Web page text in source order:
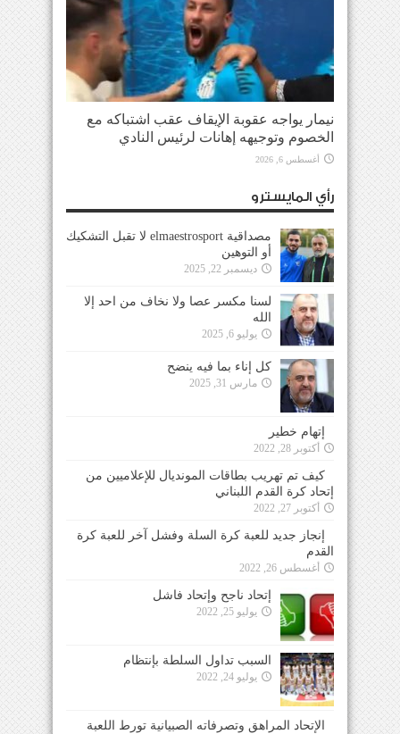
نيمار يواجه عقوبة الإيقاف عقب اشتباكه مع
الخصوم وتوجيهه إهانات لرئيس النادي
أغسطس 6, 2026
رأي المايسترو
مصداقية elmaestrosport لا تقبل التشكيك
أو التوهين
ديسمبر 22, 2025
لسنا مكسر عصا ولا نخاف من احد إلا
الله
يوليو 6, 2025
كل إناء بما فيه ينضح
مارس 31, 2025
إتهام خطير
أكتوبر 28, 2022
كيف تم تهريب بطاقات المونديال للإعلاميين من
إتحاد كرة القدم اللبناني
أكتوبر 27, 2022
إنجاز جديد للعبة كرة السلة وفشل آخر للعبة كرة
القدم
أغسطس 26, 2022
إتحاد ناجح وإتحاد فاشل
يوليو 25, 2022
السبب تداول السلطة بإنتظام
يوليو 24, 2022
الإتحاد المراهق وتصرفاته الصبيانية تورط اللعبة